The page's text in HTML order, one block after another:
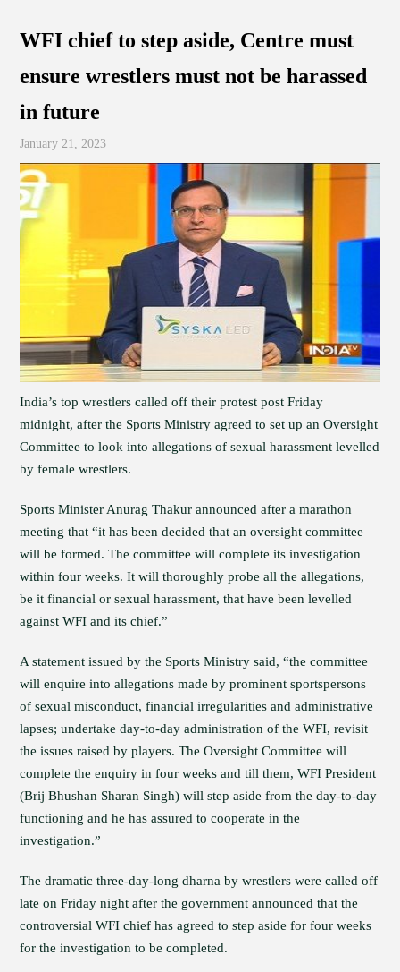
WFI chief to step aside, Centre must
ensure wrestlers must not be harassed
in future
January 21, 2023
India’s top wrestlers called off their protest post Friday
midnight, after the Sports Ministry agreed to set up an Oversight
Committee to look into allegations of sexual harassment levelled
by female wrestlers.
Sports Minister Anurag Thakur announced after a marathon
meeting that “it has been decided that an oversight committee
will be formed. The committee will complete its investigation
within four weeks. It will thoroughly probe all the allegations,
be it financial or sexual harassment, that have been levelled
against WFI and its chief.”
A statement issued by the Sports Ministry said, “the committee
will enquire into allegations made by prominent sportspersons
of sexual misconduct, financial irregularities and administrative
lapses; undertake day-to-day administration of the WFI, revisit
the issues raised by players. The Oversight Committee will
complete the enquiry in four weeks and till them, WFI President
(Brij Bhushan Sharan Singh) will step aside from the day-to-day
functioning and he has assured to cooperate in the
investigation.”
The dramatic three-day-long dharna by wrestlers were called off
late on Friday night after the government announced that the
controversial WFI chief has agreed to step aside for four weeks
for the investigation to be completed.